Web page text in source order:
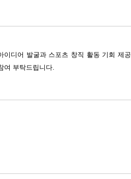
이디어 발굴과 스포츠 창직 활동 기회 제공
여 부탁드립니다.